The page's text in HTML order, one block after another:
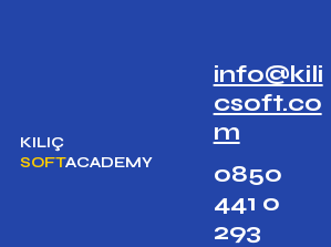
info@kili
csoft.co
m
0850
441 0
293
SOFTACADEMY
KILIÇ